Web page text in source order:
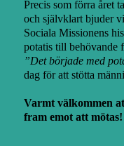
Precis som förra året
och självklart bjuder
Sociala Missionens
potatis till behövande
”Det började med
dag för att stötta
Varmt välkommen
fram emot att mötas!